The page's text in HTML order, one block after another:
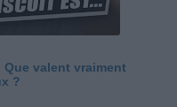
Que valent vraiment
?